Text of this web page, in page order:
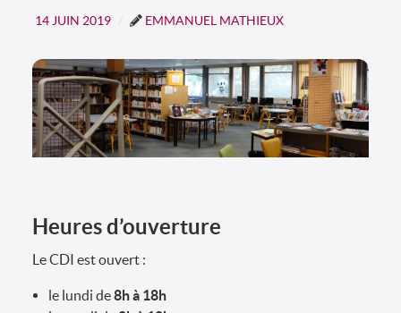
14 JUIN 2019 EMMANUEL MATHIEUX
Heures d’ouverture
Le CDI est ouvert :
le lundi de8h à 18h